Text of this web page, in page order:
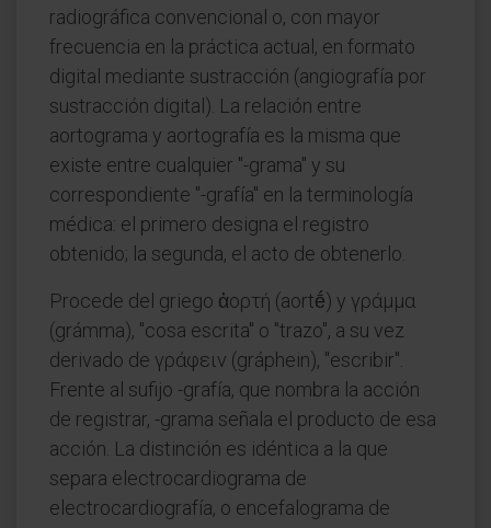
radiográfica convencional o, con mayor
frecuencia en la práctica actual, en formato
digital mediante sustracción (angiografía por
sustracción digital). La relación entre
aortograma y aortografía es la misma que
existe entre cualquier "-grama" y su
correspondiente "-grafía" en la terminología
médica: el primero designa el registro
obtenido; la segunda, el acto de obtenerlo.
Procede del griego ἀορτή (aortḗ) y γράμμα
(grámma), "cosa escrita" o "trazo", a su vez
derivado de γράφειν (gráphein), "escribir".
Frente al sufijo -grafía, que nombra la acción
de registrar, -grama señala el producto de esa
acción. La distinción es idéntica a la que
separa electrocardiograma de
electrocardiografía, o encefalograma de